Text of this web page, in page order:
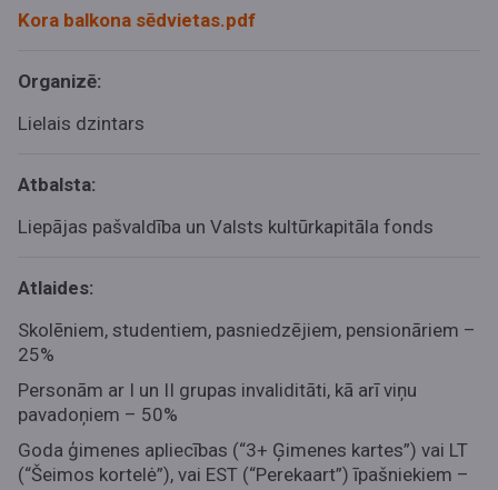
Kora balkona sēdvietas.pdf
Organizē:
Lielais dzintars
Atbalsta:
Liepājas pašvaldība un Valsts kultūrkapitāla fonds
Atlaides:
Skolēniem, studentiem, pasniedzējiem, pensionāriem –
25%
Personām ar I un II grupas invaliditāti, kā arī viņu
pavadoņiem – 50%
Goda ģimenes apliecības (“3+ Ģimenes kartes”) vai LT
(“Šeimos kortelė”), vai EST (“Perekaart”) īpašniekiem –